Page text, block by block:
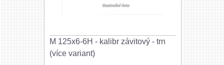
M 125x6-6H - kalibr závitový - trn
(více variant)